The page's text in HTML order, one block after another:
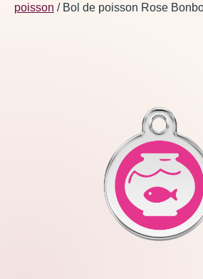
poisson / Bol de poisson Rose